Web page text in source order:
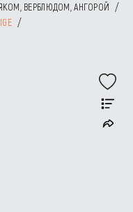
ВЕРБЛЮДОМ, АНГОРОЙ /
/